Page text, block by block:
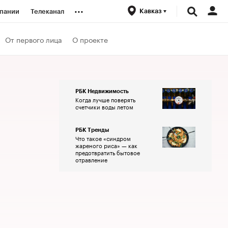
Телеканал ... Кавказ
От первого лица О проекте
РБК Недвижимость
Когда лучше поверять
счетчики воды летом
РБК Тренды
Что такое «синдром
жареного риса» — как
предотвратить бытовое
отравление